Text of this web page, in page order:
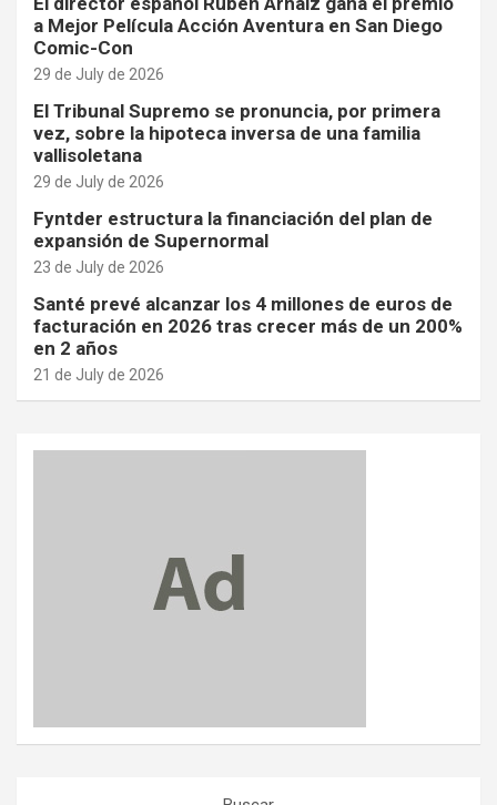
a Mejor Película Acción Aventura en San Diego
Comic-Con
29 de July de 2026
El Tribunal Supremo se pronuncia, por primera
vez, sobre la hipoteca inversa de una familia
vallisoletana
29 de July de 2026
Fyntder estructura la financiación del plan de
expansión de Supernormal
23 de July de 2026
Santé prevé alcanzar los 4 millones de euros de
facturación en 2026 tras crecer más de un 200%
en 2 años
21 de July de 2026